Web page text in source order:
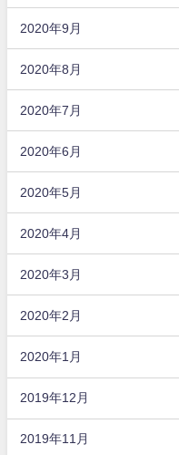
2020年9月
2020年8月
2020年7月
2020年6月
2020年5月
2020年4月
2020年3月
2020年2月
2020年1月
2019年12月
2019年11月